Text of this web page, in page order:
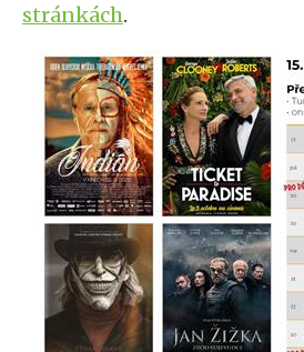
stránkách.